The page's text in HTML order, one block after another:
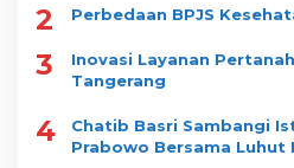
2 Perbedaan BPJS
3
Inovasi Layanan
Tangerang
4
Chatib Basri Sambangi
Prabowo Bersama Luhut